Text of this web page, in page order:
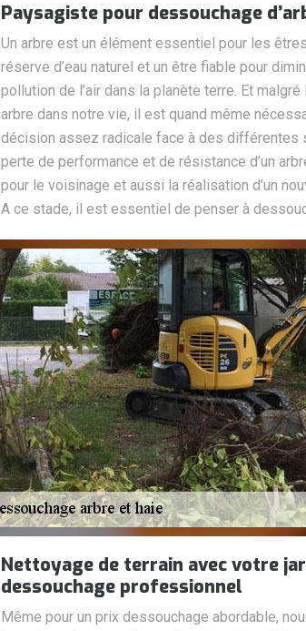
Paysagiste pour dessouchage
Un arbre est un élément essentiel pour les êtres
réserve d’eau naturel et un être fiable pour
pollution de l’air dans la planète terre. Et malgré
arbre dans notre vie, il est quand même
décision assez radicale face à des différentes
perte de performance et de résistance d’un
pour le voisinage et aussi la réalisation d’un
A ce stade, il est essentiel de penser à
Nettoyage de terrain avec votre
dessouchage professionnel
Même pour un prix dessouchage abordable,